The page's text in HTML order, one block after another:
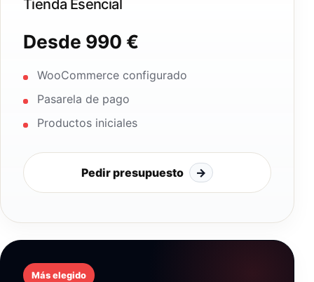
Tienda Esencial
Desde 990 €
WooCommerce configurado
Pasarela de pago
Productos iniciales
Pedir presupuesto →
Más elegido